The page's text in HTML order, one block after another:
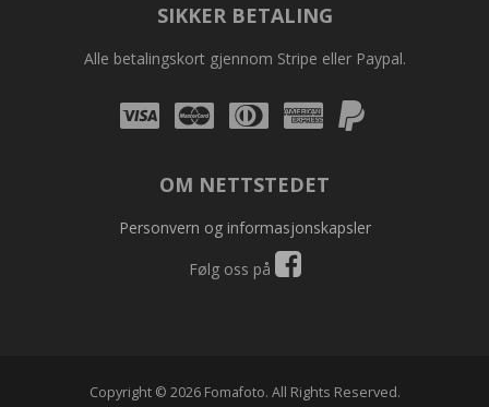
SIKKER BETALING
Alle betalingskort gjennom Stripe eller Paypal.
Visa Mastercard
Diners
Club
AmexAmex
OM NETTSTEDET
Personvern og informasjonskapsler
Følg oss på
Copyright © 2026 Fomafoto. All Rights Reserved.